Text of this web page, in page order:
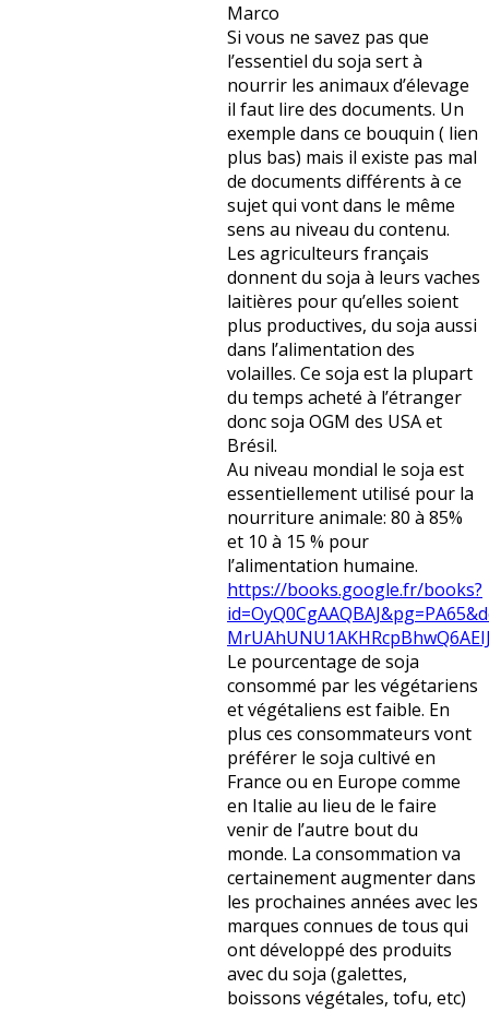
Marco
Si vous ne savez pas que
l’essentiel du soja sert à
nourrir les animaux d’élevage
il faut lire des documents. Un
exemple dans ce bouquin ( lien
plus bas) mais il existe pas mal
de documents différents à ce
sujet qui vont dans le même
sens au niveau du contenu.
Les agriculteurs français
donnent du soja à leurs vaches
laitières pour qu’elles soient
plus productives, du soja aussi
dans l’alimentation des
volailles. Ce soja est la plupart
du temps acheté à l’étranger
donc soja OGM des USA et
Brésil.
Au niveau mondial le soja est
essentiellement utilisé pour la
nourriture animale: 80 à 85%
et 10 à 15 % pour
l’alimentation humaine.
https://books.google.fr/books?
Le pourcentage de soja
consommé par les végétariens
et végétaliens est faible. En
plus ces consommateurs vont
préférer le soja cultivé en
France ou en Europe comme
en Italie au lieu de le faire
venir de l’autre bout du
monde. La consommation va
certainement augmenter dans
les prochaines années avec les
marques connues de tous qui
ont développé des produits
avec du soja (galettes,
boissons végétales, tofu, etc)